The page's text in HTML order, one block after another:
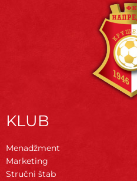
KLUB
Menadžment
Marketing
Stručni štab